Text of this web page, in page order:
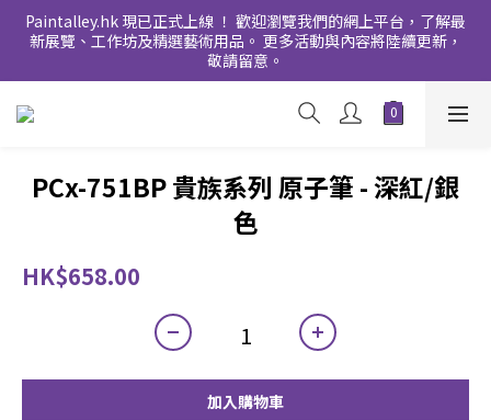
Paintalley.hk 現已正式上線 ！ 歡迎瀏覽我們的網上平台，了解最
新展覽、工作坊及精選藝術用品。 更多活動與內容將陸續更新，
敬請留意。
PCx-751BP 貴族系列 原子筆 - 深紅/銀
色
HK$658.00
加入購物車